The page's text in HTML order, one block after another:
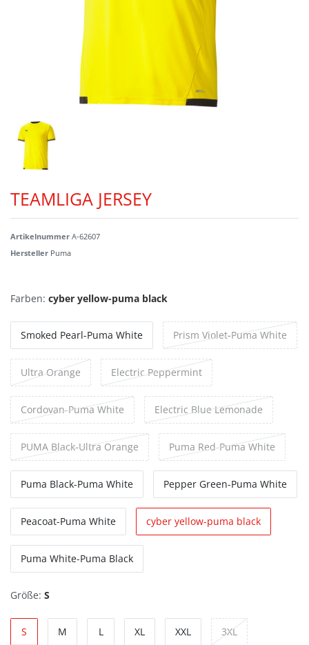
TEAMLIGA JERSEY
Artikelnummer A-62607
Hersteller Puma
Farben: cyber yellow-puma black
Smoked Pearl-Puma White Prism Violet-Puma White
Ultra Orange Electric Peppermint
Cordovan-Puma White Electric Blue Lemonade
PUMA Black-Ultra Orange Puma Red-Puma White
Puma Black-Puma White Pepper Green-Puma White
Peacoat-Puma White cyber yellow-puma black
Puma White-Puma Black
Größe: S
S M L XL XXL 3XL